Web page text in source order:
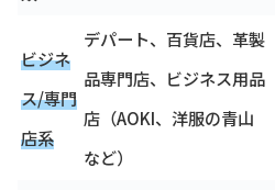
ビジネ
ス/専門
店系
デパート、百貨店、革製
品専門店、ビジネス用品
店（AOKI、洋服の青山
など）